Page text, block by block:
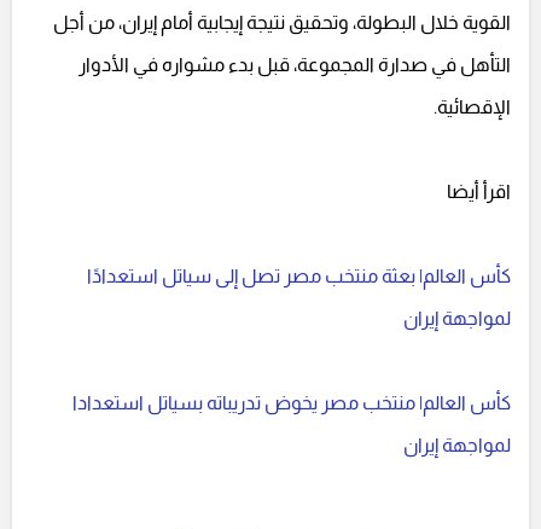
القوية خلال البطولة، وتحقيق نتيجة إيجابية أمام إيران، من أجل
التأهل في صدارة المجموعة، قبل بدء مشواره في الأدوار
الإقصائية.
اقرأ أيضا
كأس العالم| بعثة منتخب مصر تصل إلى سياتل استعدادًا
لمواجهة إيران
كأس العالم| منتخب مصر يخوض تدريباته بسياتل استعدادا
لمواجهة إيران